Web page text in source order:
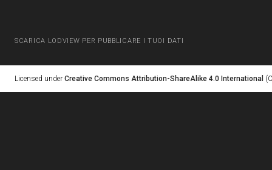
SCARICA LODVIEW PER PUBBLICARE I TUOI DATI
Licensed under Creative Commons Attribution-ShareAlike 4.0 International